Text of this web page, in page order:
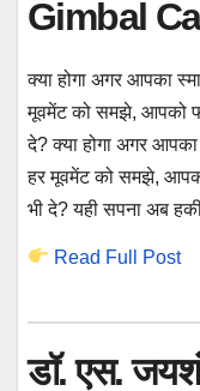
Gimbal
क्या होगा अगर आपका
मूवमेंट को समझे, आपको
दे? क्या होगा अगर
हर मूवमेंट को समझे,
भी दे? यही सपना अब
Read Full Post
डॉ. एस.